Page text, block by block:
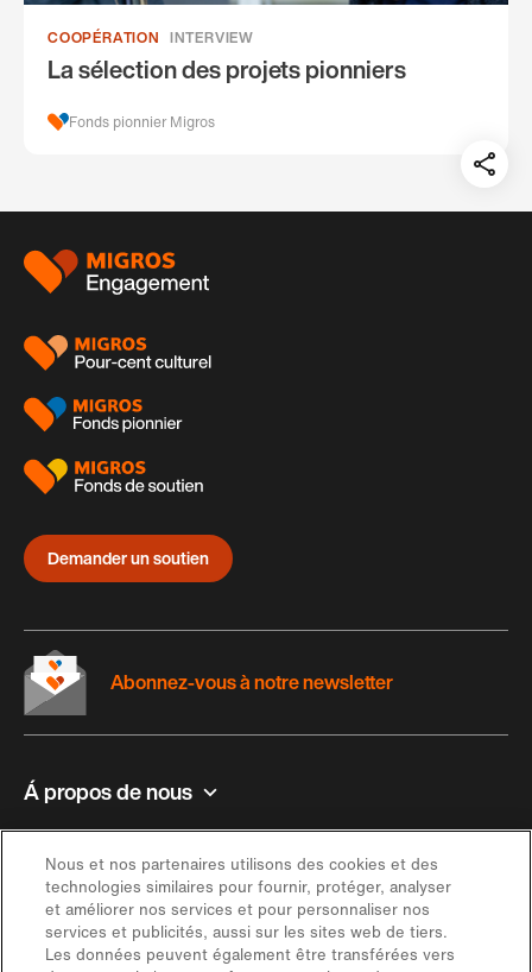
COOPÉRATION INTERVIEW
La sélection des projets pionniers
Fonds pionnier Migros
auf:
Pied
page
Demander un soutien
Á propos de nous
Contact et aide
Inspiration
Abonnez-vous à notre newsletter
Nous et nos partenaires utilisons des cookies et des
technologies similaires pour fournir, protéger, analyser
et améliorer nos services et pour personnaliser nos
services et publicités, aussi sur les sites web de tiers.
Les données peuvent également être transférées vers